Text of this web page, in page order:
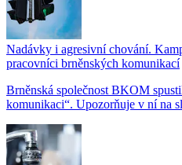
Nadávky i agresivní chování.
pracovníci brněnských komunikací
Brněnská společnost BKOM
komunikaci“. Upozorňuje v ní na